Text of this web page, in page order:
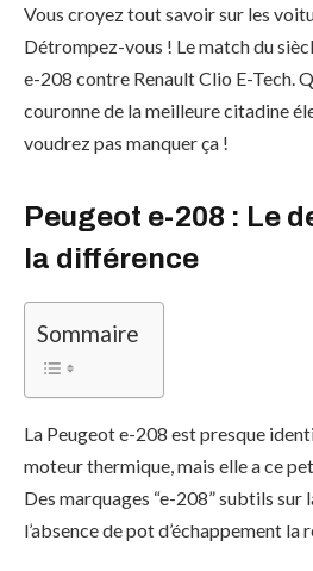
Vous croyez tout savoir sur les
Détrompez-vous ! Le match du
e-208 contre Renault Clio E-Tech.
couronne de la meilleure citadine
voudrez pas manquer ça !
Peugeot e-208 : Le
la différence
Sommaire
La Peugeot e-208 est presque
moteur thermique, mais elle a ce
Des marquages “e-208” subtils sur
l’absence de pot d’échappement la